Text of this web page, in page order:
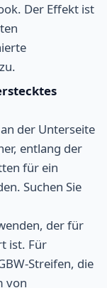
Der Effekt ist
der Unterseite
entlang der
für ein
Suchen Sie
der für
ist. Für
Streifen, die
von